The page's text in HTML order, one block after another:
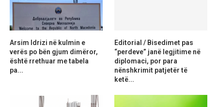
Arsim Idrizi në kulmin e
verës po bën gjum dimëror,
është rrethuar me tabela
pa...
Editorial / Bisedimet pas
“perdeve” janë legjitime në
diplomaci, por para
nënshkrimit patjetër të
ketë...